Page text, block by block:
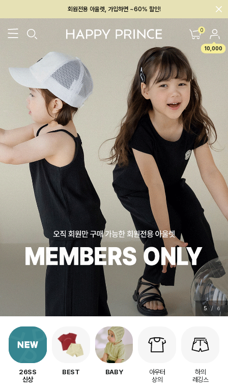
회원전용 아울렛, 가입하면 ~60% 할인!
멤버십 최대 28,000원 혜택 0
10,000
26SS 신상 BEST BABY[6~12M] 아우터/상의 하의/레깅스
5 / 6
26SS
신상
BEST BABY
아우터
상의
하의
레깅스